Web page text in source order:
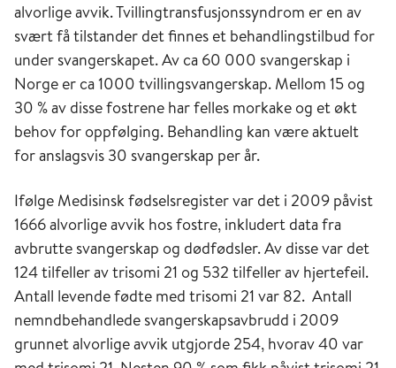
alvorlige avvik. Tvillingtransfusjonssyndrom er en av
svært få tilstander det finnes et behandlingstilbud for
under svangerskapet. Av ca 60 000 svangerskap i
Norge er ca 1000 tvillingsvangerskap. Mellom 15 og
30 % av disse fostrene har felles morkake og et økt
behov for oppfølging. Behandling kan være aktuelt
for anslagsvis 30 svangerskap per år.
Ifølge Medisinsk fødselsregister var det i 2009 påvist
1666 alvorlige avvik hos fostre, inkludert data fra
avbrutte svangerskap og dødfødsler. Av disse var det
124 tilfeller av trisomi 21 og 532 tilfeller av hjertefeil.
Antall levende fødte med trisomi 21 var 82. Antall
nemndbehandlede svangerskapsavbrudd i 2009
grunnet alvorlige avvik utgjorde 254, hvorav 40 var